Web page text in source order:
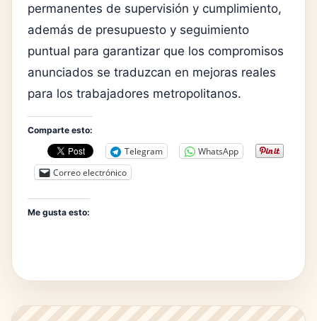
permanentes de supervisión y cumplimiento,
además de presupuesto y seguimiento
puntual para garantizar que los compromisos
anunciados se traduzcan en mejoras reales
para los trabajadores metropolitanos.
Comparte esto:
Telegram
WhatsApp
Correo electrónico
Me gusta esto: